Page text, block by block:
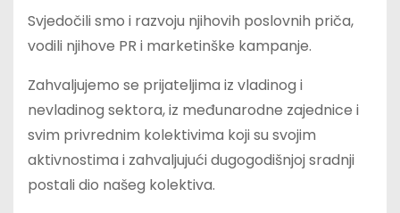
Svjedočili smo i razvoju njihovih poslovnih priča,
vodili njihove PR i marketinške kampanje.
Zahvaljujemo se prijateljima iz vladinog i
nevladinog sektora, iz međunarodne zajednice i
svim privrednim kolektivima koji su svojim
aktivnostima i zahvaljujući dugogodišnjoj sradnji
postali dio našeg kolektiva.